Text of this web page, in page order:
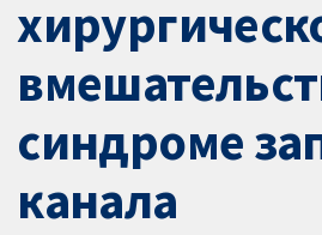
синдроме
канала